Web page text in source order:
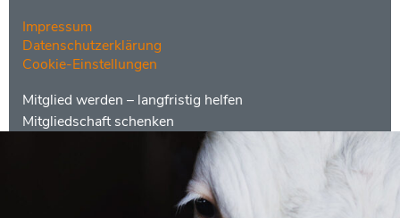
Impressum
Datenschutzerklärung
Cookie-Einstellungen
Menüs
Footer
2
Mitglied werden – langfristig helfen
Mitgliedschaft schenken